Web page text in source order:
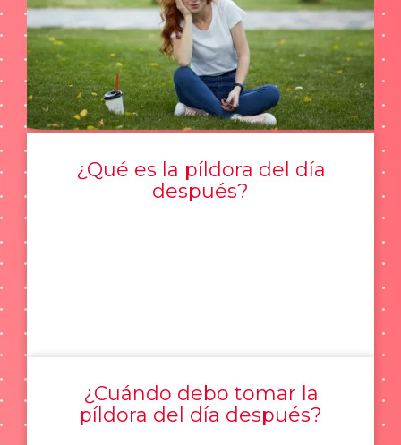
¿Qué es la píldora del día
después?
¿Cuándo debo tomar la
píldora del día después?